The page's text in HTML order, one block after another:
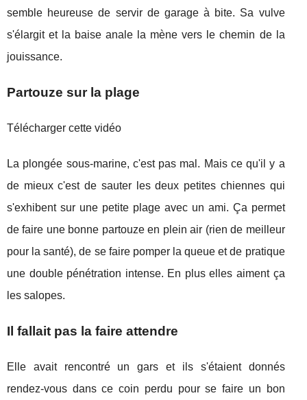
semble heureuse de servir de garage à bite. Sa vulve
s'élargit et la baise anale la mène vers le chemin de la
jouissance.
Partouze sur la plage
Télécharger cette vidéo
La plongée sous-marine, c'est pas mal. Mais ce qu'il y a
de mieux c'est de sauter les deux petites chiennes qui
s'exhibent sur une petite plage avec un ami. Ça permet
de faire une bonne partouze en plein air (rien de meilleur
pour la santé), de se faire pomper la queue et de pratique
une double pénétration intense. En plus elles aiment ça
les salopes.
Il fallait pas la faire attendre
Elle avait rencontré un gars et ils s'étaient donnés
rendez-vous dans ce coin perdu pour se faire un bon